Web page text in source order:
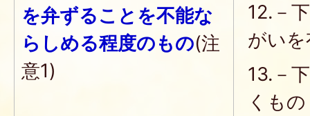
を弁ずることを不能な
らしめる程度のもの(注
意1)
12.－
がい
13.－
くもの